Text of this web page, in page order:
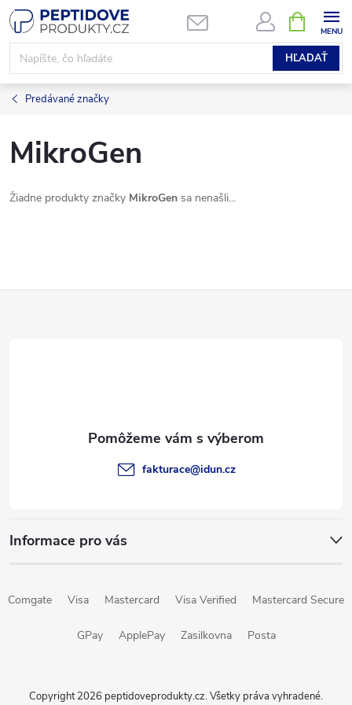
Prejsť
na
obsah
HĽADAŤ
KOŠÍK
Predávané značky
MikroGen
Žiadne produkty značky MikroGen sa nenašli...
eInformace pro vás
fakturace@idun.cz
Comgate Visa Mastercard Visa Verified Mastercard Secure
GPay ApplePay Zasilkovna Posta
Copyright 2026 peptidoveprodukty.cz. Všetky práva vyhradené.